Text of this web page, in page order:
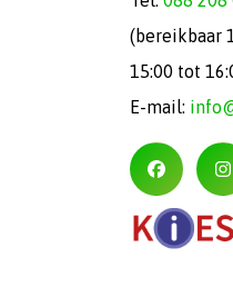
(bereikbaar
15:00 tot
E-mail: